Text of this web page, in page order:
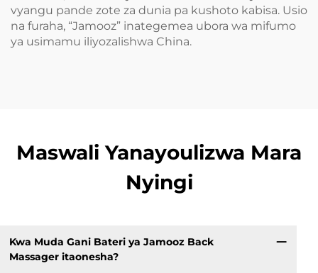
vyangu pande zote za dunia pa kushoto kabisa. Usio
na furaha, “Jamooz” inategemea ubora wa mifumo
ya usimamu iliyozalishwa China.
Maswali Yanayoulizwa Mara
Nyingi
Kwa Muda Gani Bateri ya Jamooz Back
Massager itaonesha?